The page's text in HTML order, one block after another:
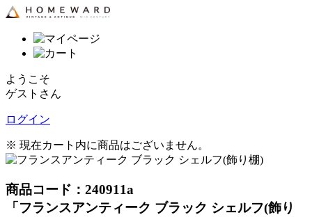
ようこそ
ゲストさん
ログイン
※ 現在カート内に商品はございません。
商品コード：240911a
「フランスアンティーク ブラック シェルフ(飾り